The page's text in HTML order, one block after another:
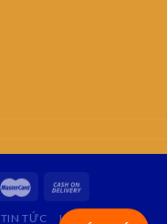
TIN TỨC LIÊN HỆ